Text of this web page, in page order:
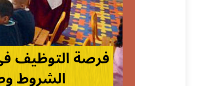
نصائح لتحضير الوثائق